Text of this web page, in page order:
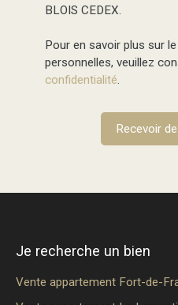
BLOIS CEDEX.
Pour en savoir plus sur
personnelles, veuillez
confidentialité.
Recevoir
Je recherche un bien
Vente appartement Fort-de-